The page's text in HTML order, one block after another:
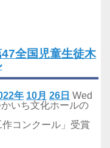
全国児童生徒木
年 10月 26日 Wed
いち文化ホールの
作コンクール」受賞